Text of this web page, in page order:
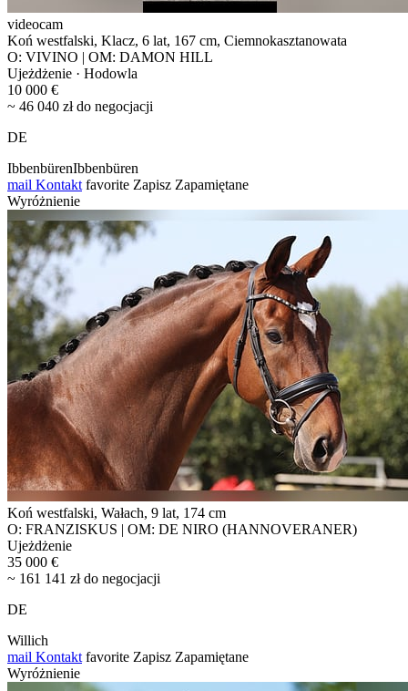
videocam
Koń westfalski, Klacz, 6 lat, 167 cm, Ciemnokasztanowata
O: VIVINO | OM: DAMON HILL
Ujeżdżenie · Hodowla
10 000 €
~ 46 040 zł do negocjacji
DE
IbbenbürenIbbenbüren
mail Kontakt favorite Zapisz Zapamiętane
Wyróżnienie
Koń westfalski, Wałach, 9 lat, 174 cm
O: FRANZISKUS | OM: DE NIRO (HANNOVERANER)
Ujeżdżenie
35 000 €
~ 161 141 zł do negocjacji
DE
Willich
mail Kontakt favorite Zapisz Zapamiętane
Wyróżnienie